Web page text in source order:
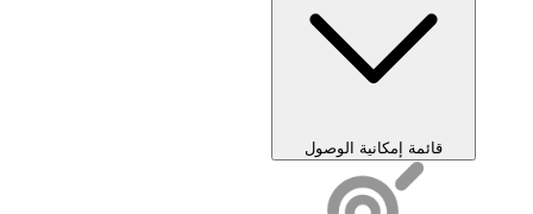
قائمة إمكانية الوصول